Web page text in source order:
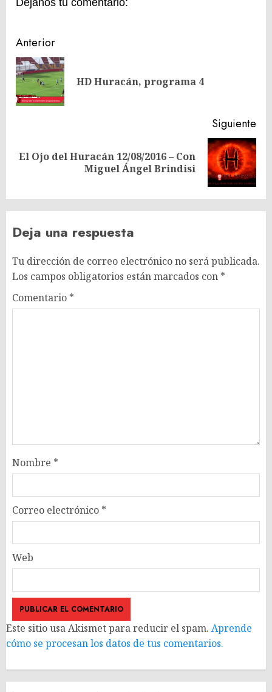
Dejanos tu comentario:
Navegación
de
entradas
Anterior
HD Huracán, programa 4
Siguiente
Siguiente
El Ojo del Huracán 12/08/2016 – Con
Miguel Ángel Brindisi
Deja una respuesta
Tu dirección de correo electrónico no será publicada.
Los campos obligatorios están marcados con *
Comentario *
Nombre *
Correo electrónico *
Web
Este sitio usa Akismet para reducir el spam. Aprende
cómo se procesan los datos de tus comentarios.